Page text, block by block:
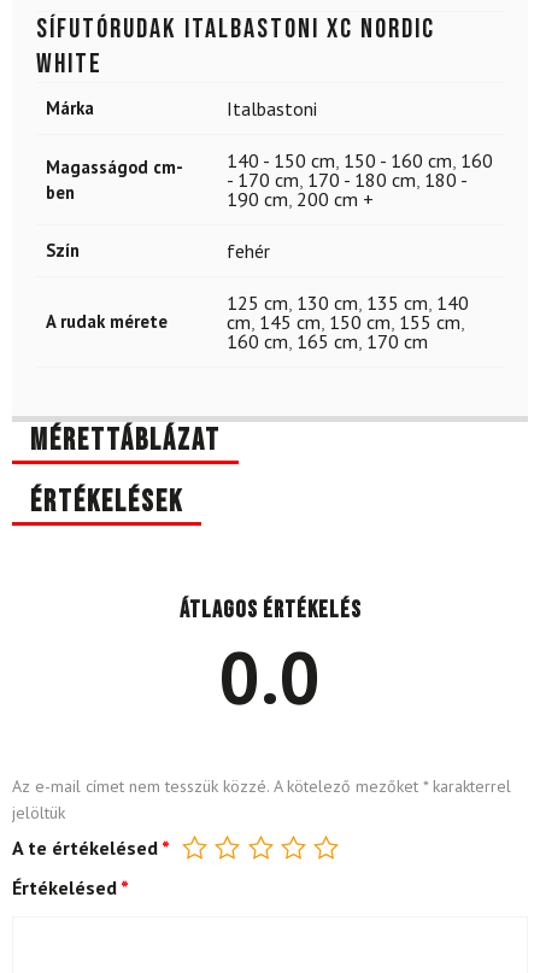
Sífutórudak ITALBASTONI XC Nordic
White
Márka Italbastoni
Magasságod cm-
ben
140 - 150 cm, 150 - 160 cm, 160
- 170 cm, 170 - 180 cm, 180 -
190 cm, 200 cm +
Szín fehér
A rudak mérete
125 cm, 130 cm, 135 cm, 140
cm, 145 cm, 150 cm, 155 cm,
160 cm, 165 cm, 170 cm
Mérettáblázat
Értékelések
Átlagos értékelés
0.0
Az e-mail címet nem tesszük közzé. A kötelező mezőket *karakterrel
jelöltük
A te értékelésed *
Értékelésed *